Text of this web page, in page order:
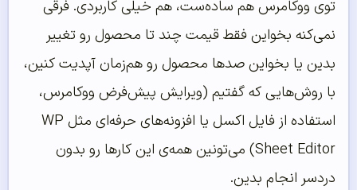
توی ووکامرس هم ساده‌ست، هم خیلی کاربردی. فرقی
نمی‌کنه بخواین فقط قیمت چند تا محصول رو تغییر
بدین یا بخواین صدها محصول رو هم‌زمان آپدیت کنین،
با روش‌هایی که گفتیم (ویرایش پیش‌فرض ووکامرس،
استفاده از فایل اکسل یا افزونه‌های حرفه‌ای مثل WP
Sheet Editor) می‌تونین همه‌ی این کارها رو بدون
دردسر انجام بدین.